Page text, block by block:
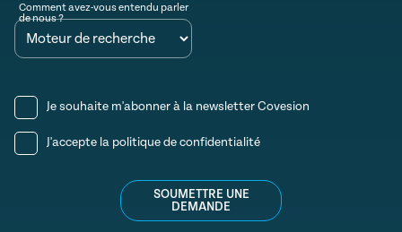
Comment avez-vous entendu parler
de nous ?
Je souhaite m'abonner à la newsletter Covesion
J'accepte la politique de confidentialité
SOUMETTRE UNE
DEMANDE